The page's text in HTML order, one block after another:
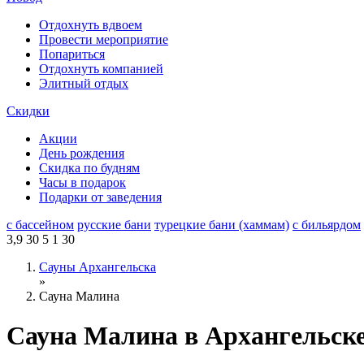
Отдохнуть вдвоем
Провести мероприятие
Попариться
Отдохнуть компанией
Элитный отдых
Скидки
Акции
День рождения
Скидка по будням
Часы в подарок
Подарки от заведения
с бассейном русские бани турецкие бани (хаммам) с бильярдом
3,9 30 5 1 30
Сауны Архангельска
»
Сауна Малина
Сауна Малина в